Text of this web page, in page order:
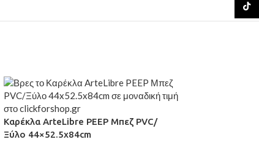
Καρέκλα ArteLibre PEEP Μπεζ PVC/
Ξύλο 44×52.5x84cm